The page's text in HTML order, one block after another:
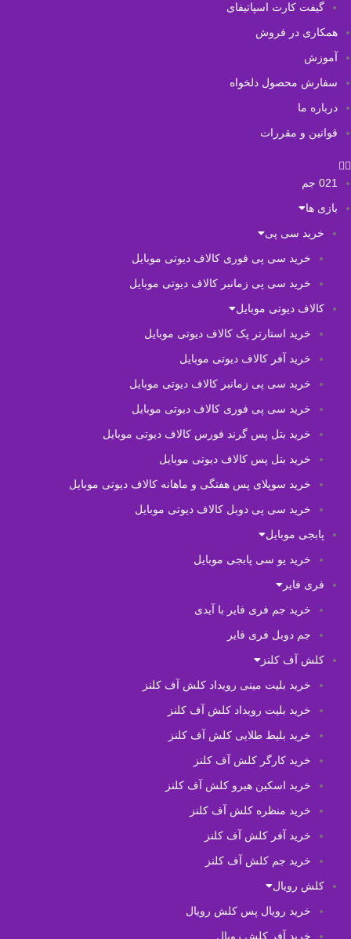
گیفت کارت اسپاتیفای
همکاری در فروش
آموزش
سفارش محصول دلخواه
درباره ما
قوانین و مقررات
021 جم
بازی ها
خرید سی پی
خرید سی پی فوری کالاف دیوتی موبایل
خرید سی پی زمانبر کالاف دیوتی موبایل
کالاف دیوتی موبایل
خرید استارتر پک کالاف دیوتی موبایل
خرید آفر کالاف دیوتی موبایل
خرید سی پی زمانبر کالاف دیوتی موبایل
خرید سی پی فوری کالاف دیوتی موبایل
خرید بتل پس گرند فورس کالاف دیوتی موبایل
خرید بتل پس کالاف دیوتی موبایل
خرید سوپلای پس هفتگی و ماهانه کالاف دیوتی موبایل
خرید سی پی دوبل کالاف دیوتی موبایل
پابجی موبایل
خرید یو سی پابجی موبایل
فری فایر
خرید جم فری فایر با آیدی
جم دوبل فری فایر
کلش آف کلنز
خرید بلیت مینی رویداد کلش آف کلنز
خرید بلیت رویداد کلش آف کلنز
خرید بلیط طلایی کلش آف کلنز
خرید کارگر کلش آف کلنز
خرید اسکین هیرو کلش آف کلنز
خرید منظره کلش آف کلنز
خرید آفر کلش آف کلنز
خرید جم کلش آف کلنز
کلش رویال
خرید رویال پس کلش رویال
خرید آفر کلش رویال